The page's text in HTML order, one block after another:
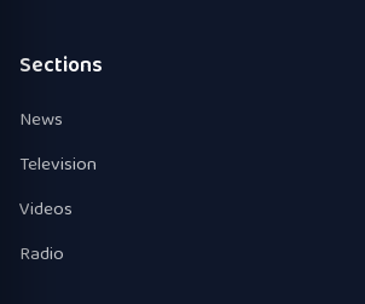
Sections
News
Television
Videos
Radio